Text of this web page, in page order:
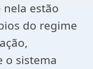
nela estão
do regime
o sistema